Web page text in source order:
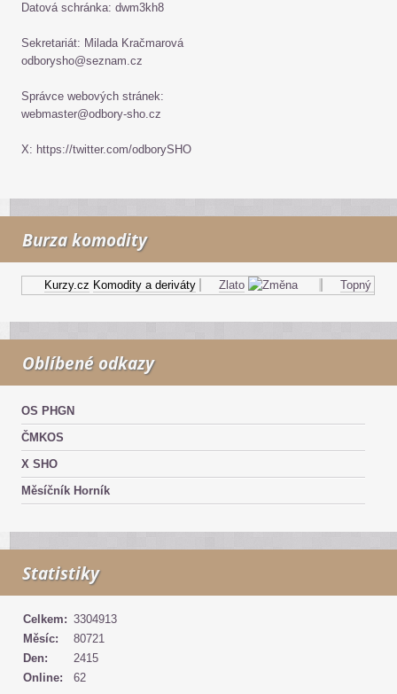
Datová schránka: dwm3kh8
Sekretariát: Milada Kračmarová
odborysho@seznam.cz
Správce webových stránek:
webmaster@odbory-sho.cz
X: https://twitter.com/odborySHO
Burza komodity
Kurzy.cz Komodity a deriváty Zlato Topný olej
Oblíbené odkazy
OS PHGN
ČMKOS
X SHO
Měsíčník Horník
Statistiky
Online: 62
Celkem: 3304913
Měsíc:
80721
Den:
2415